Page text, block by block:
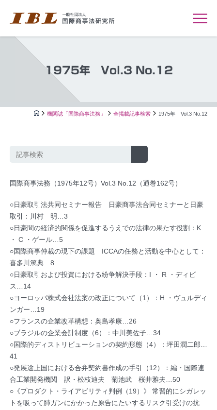
1975年 Vol.3 No.12
機関誌「国際商事法務」 全掲載記事検索 1975年 Vol.3 No.12
国際商事法務（1975年12号）Vol.3 No.12（通巻162号）
○日豪取引法共同セミナー報告 日豪商事法合同セミナーと日豪
取引：川村 明…3
○日豪間の経済的関係を促進するうえでの法律の果たす役割：K
・ C ・ゲール…5
○国際商事仲裁の現下の課題 ICCAの任務と活動を中心として：
喜多川篤典…8
○日豪取引および投資における紛争解決手段：I ・ R ・ディビ
ス…14
○ヨーロッパ株式会社法案の改正について（1）：H ・ヴュルディ
ンガー…19
○フランスの企業改革構想：奥島孝康…26
○ブラジルの企業会計制度（6）：中川美佐子…34
○国際的ディストリビューションの契約形態（4）：坪田潤二郎…
41
○発展途上国における合弁契約書作成の手引（12）：編・国際連
合工業開発機関 訳・松枝迪夫 菊池武 桜井雅夫…50
○《プロダクト・ライアビリティ判例（19）》 常習的にシガレッ
トを吸って肺ガンにかかった原告にたいするリスク引受けの抗